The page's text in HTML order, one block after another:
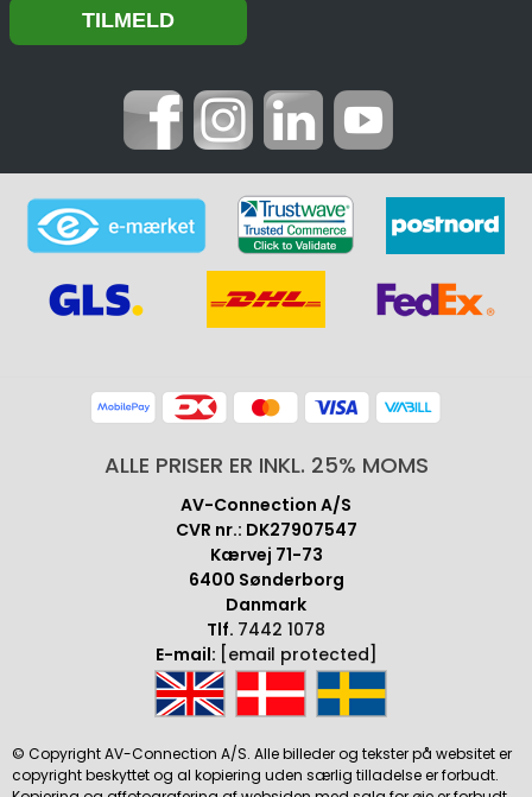
ALLE PRISER ER INKL. 25% MOMS
AV-Connection A/S
CVR nr.: DK27907547
Kærvej 71-73
6400 Sønderborg
Danmark
Tlf. 7442 1078
E-mail: [email protected]
© Copyright AV-Connection A/S. Alle billeder og tekster på websitet er
copyright beskyttet og al kopiering uden særlig tilladelse er forbudt.